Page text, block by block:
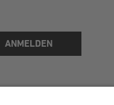
ANMELDEN